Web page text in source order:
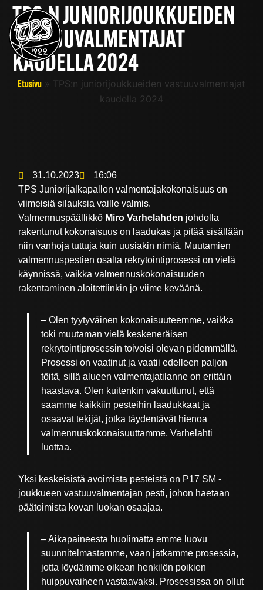
TPS:N JUNIORIJOUKKUEIDEN
VASTUUVALMENTAJAT
KAUDELLA 2024
Etusivu » TPS:n juniorijoukkueiden vastuuvalmentajat
kaudella 2024
31.10.2023
16:06
TPS Juniorijalkapallon valmentajakokonaisuus on
viimeisiä silauksia vaille valmis.
Valmennuspäällikkö Miro Varhelahden johdolla
rakentunut kokonaisuus on laadukas ja pitää sisällään
niin vanhoja tuttuja kuin uusiakin nimiä. Muutamien
valmennuspestien osalta rekrytointiprosessi on vielä
käynnissä, vaikka valmennuskokonaisuuden
rakentaminen aloitettiinkin jo viime keväänä.
– Olen tyytyväinen kokonaisuuteemme, vaikka
toki muutaman vielä keskeneräisen
rekrytointiprosessin toivoisi olevan pidemmällä.
Prosessi on vaatinut ja vaatii edelleen paljon
töitä, sillä alueen valmentajatilanne on erittäin
haastava. Olen kuitenkin vakuuttunut, että
saamme kaikkiin pesteihin laadukkaat ja
osaavat tekijät, jotka täydentävät hienoa
valmennuskokonaisuuttamme, Varhelahti
luottaa.
Yksi keskeisistä avoimista pesteistä on P17 SM -
joukkueen vastuuvalmentajan pesti, johon haetaan
päätoimista kovan luokan osaajaa.
– Aikapaineesta huolimatta emme luovu
suunnitelmastamme, vaan jatkamme prosessia,
jotta löydämme oikean henkilön poikien
huippuvaiheen vastaavaksi. Prosessissa on ollut